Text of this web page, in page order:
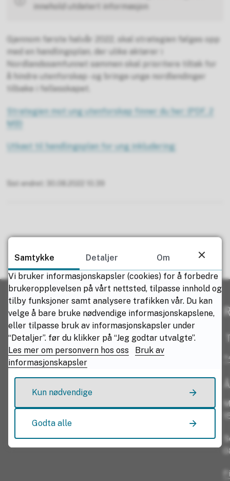
innehold utdatert informasjon
Gjennom første halvår 2022, skal strategien følges opp
med en handlingsplan, der ulike aktører i
Nordlandssamfunnet sammen skal prioritere tiltak for
å hindre utenforskap - og bringe unge nordlendinger
tilbake i fellesskapet.
Strategien mot ung utenforskap finner du her:
(PDF, 2
MB)
Utkast til handlingsplan for ung inkludering:
Sist endret
Fant du det du lette etter?
Ja Nei
Samtykke Detaljer
Om
Vi bruker informasjonskapsler (cookies) for å forbedre
brukeropplevelsen på vårt nettsted, tilpasse innhold og
tilby funksjoner samt analysere trafikken vår. Du kan
velge å bare bruke nødvendige informasjonskapslene,
eller tilpasse bruk av informasjonskapsler under
“Detaljer”. før du klikker på “Jeg godtar utvalgte”.
Les mer om personvern hos oss
Bruk av
informasjonskapsler
Kun nødvendige
Godta alle